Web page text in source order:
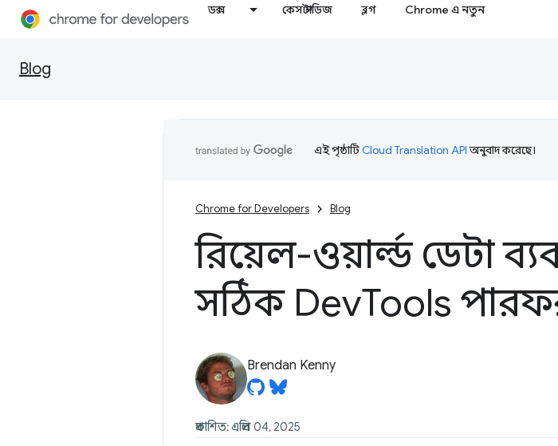
ডক্স কেস স্টাডিজ ব্লগ Chrome এ নতুন
Blog
এই পৃষ্ঠাটিCloud Translation APIঅনুবাদ করেছে।
Chrome for Developers Blog
রিয়েল-ওয়ার্ল্ড ডেটা
সঠিক DevTools
Brendan Kenny
প্রকাশিত: এপ্রিল 04, 2025